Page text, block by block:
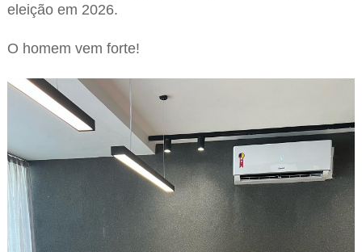
eleição em 2026.
O homem vem forte!